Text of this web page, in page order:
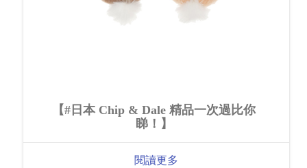
【#日本 Chip & Dale 精品一次過比你
睇！】
閱讀更多